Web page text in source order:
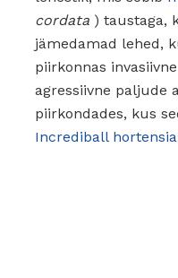
cordata ) taustaga,
jämedamad lehed,
piirkonnas
agressiivne paljude
piirkondades, kus
Incrediball hortensia